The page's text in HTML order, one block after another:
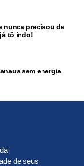
nunca precisou de
tô indo!
sem energia
de seus